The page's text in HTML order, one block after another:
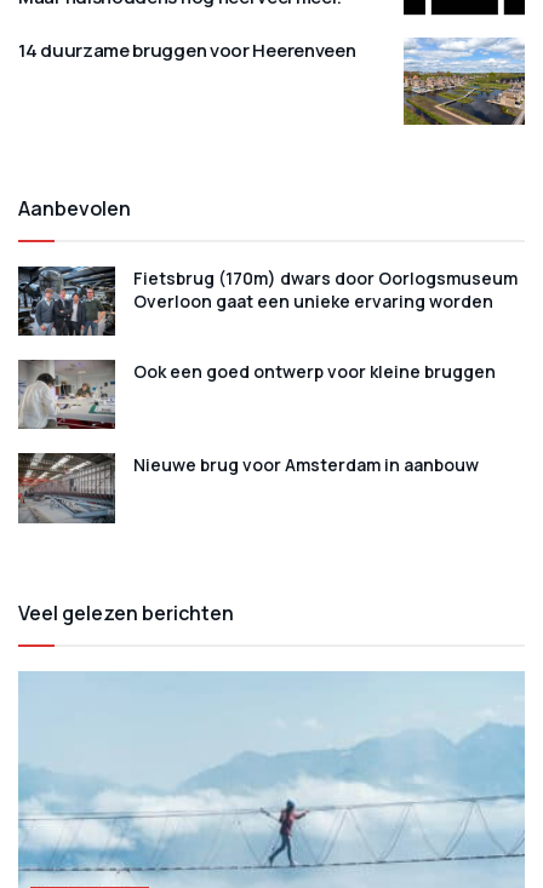
14 duurzame bruggen voor Heerenveen
Aanbevolen
Fietsbrug (170m) dwars door Oorlogsmuseum
Overloon gaat een unieke ervaring worden
Ook een goed ontwerp voor kleine bruggen
Nieuwe brug voor Amsterdam in aanbouw
Veel gelezen berichten